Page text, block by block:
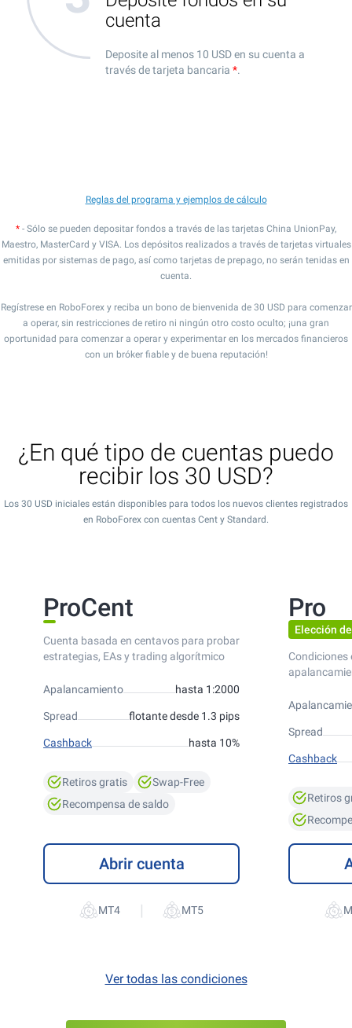
cuenta
Deposite al menos 10 USD en su cuenta a
través de tarjeta bancaria *.
Reglas del programa y ejemplos de cálculo
* - Sólo se pueden depositar fondos a través de las tarjetas China UnionPay,
Maestro, MasterCard y VISA. Los depósitos realizados a través de tarjetas virtuales
emitidas por sistemas de pago, así como tarjetas de prepago, no serán tenidas en
cuenta.
Regístrese en RoboForex y reciba un bono de bienvenida de 30 USD para comenzar
a operar, sin restricciones de retiro ni ningún otro costo oculto; ¡una gran
oportunidad para comenzar a operar y experimentar en los mercados financieros
con un bróker fiable y de buena reputación!
¿En qué tipo de cuentas puedo
recibir los 30 USD?
Los 30 USD iniciales están disponibles para todos los nuevos clientes registrados
en RoboForex con cuentas Cent y Standard.
ProCent
Cuenta basada en centavos para probar
estrategias, EAs y trading algorítmico
Apalancamiento hasta 1:2000
Spread flotante desde 1.3 pips
Cashback hasta 10%
Retiros gratis
Swap-Free
Recompensa de saldo
Abrir cuenta
|
Pro
Elección
Condiciones
Spread
Cashback
Retiros
Ver todas las condiciones